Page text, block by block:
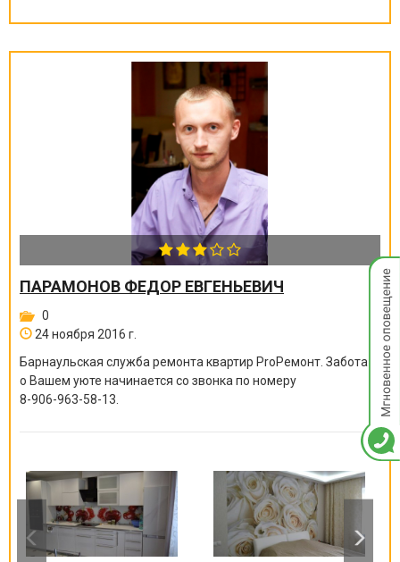
ПАРАМОНОВ ФЕДОР ЕВГЕНЬЕВИЧ
0
24 ноября 2016 г.
Барнаульская служба ремонта квартир ProРемонт. Забота
о Вашем уюте начинается со звонка по номеру
8-906-963-58-13